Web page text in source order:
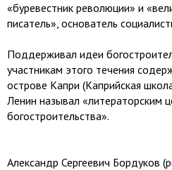
«буревестник революции» и
писатель», основатель
Поддерживал идеи
участникам этого течения
острове Капри (Каприйская
Ленин называл «литераторским
богостроительства».
Александр Сергеевич Бордуков